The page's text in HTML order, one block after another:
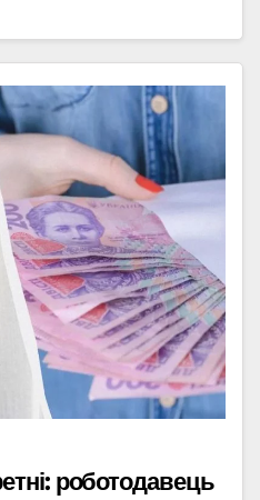
роботодавець